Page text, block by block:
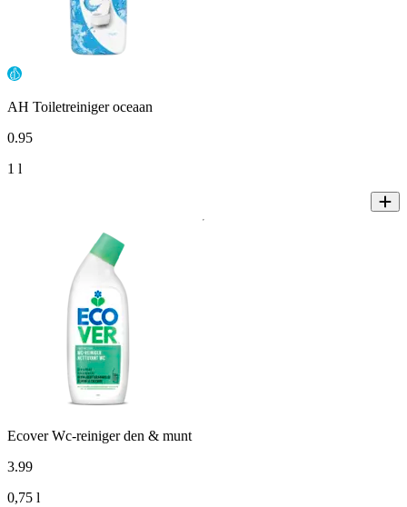
AH Toiletreiniger oceaan
0.95
1 l
Ecover Wc-reiniger den & munt
3.99
0,75 l